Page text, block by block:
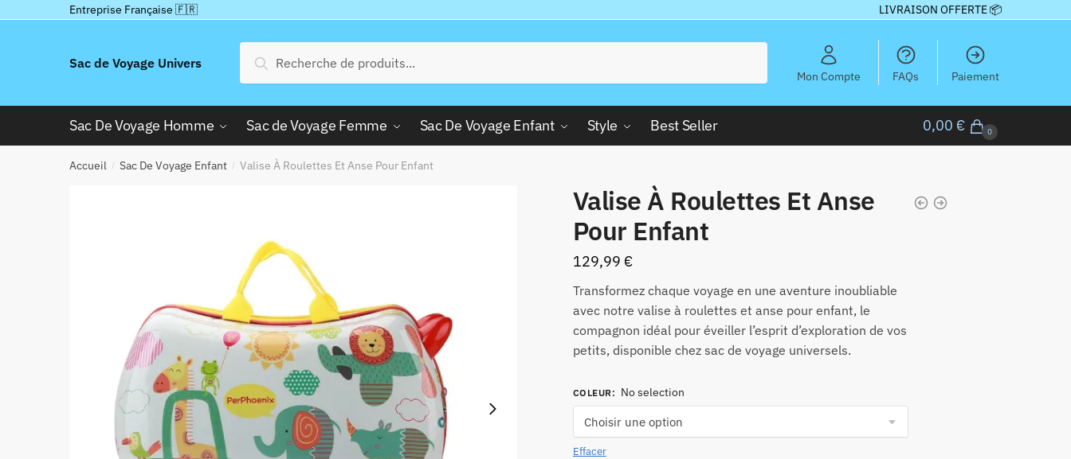
Entreprise Française 🇫🇷 LIVRAISON OFFERTE 📦
Sac de Voyage Univers
pour :
Recherche
Mon Compte FAQs Paiement
Sac De Voyage Homme Sac de Voyage Femme Sac De Voyage Enfant Style Best Seller 0,00 € 0
Accueil / Sac De Voyage Enfant / Valise À Roulettes Et Anse Pour Enfant
Valise À Roulettes Et Anse
Pour Enfant
129,99 €
Transformez chaque voyage en une aventure inoubliable
avec notre valise à roulettes et anse pour enfant, le
compagnon idéal pour éveiller l’esprit d’exploration de vos
petits, disponible chez sac de voyage universels.
COLEUR: No selection
Effacer